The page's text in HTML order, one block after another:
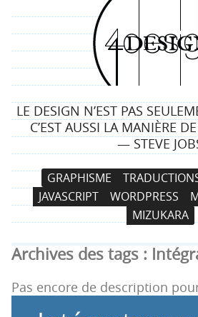
LE DESIGN N’EST PAS
C’EST AUSSI LA MANIÈRE
— STEVE
g
a
t
i
r
a
u
c
GRAPHISME
JAVASCRIPT
WORDPRESS
MIZUKARA
Archives des tags :
Pas encore de description